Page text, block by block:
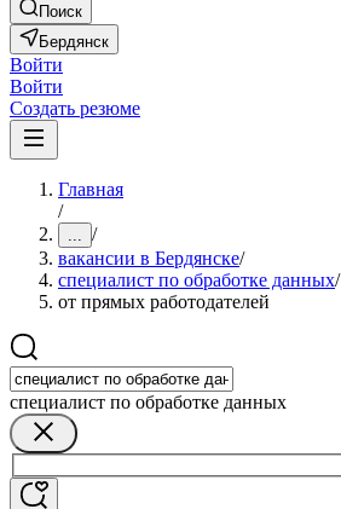
Поиск
Бердянск
Войти
Войти
Создать резюме
Главная
/
... /
вакансии в Бердянске/
специалист по обработке данных/
от прямых работодателей
специалист по обработке данных